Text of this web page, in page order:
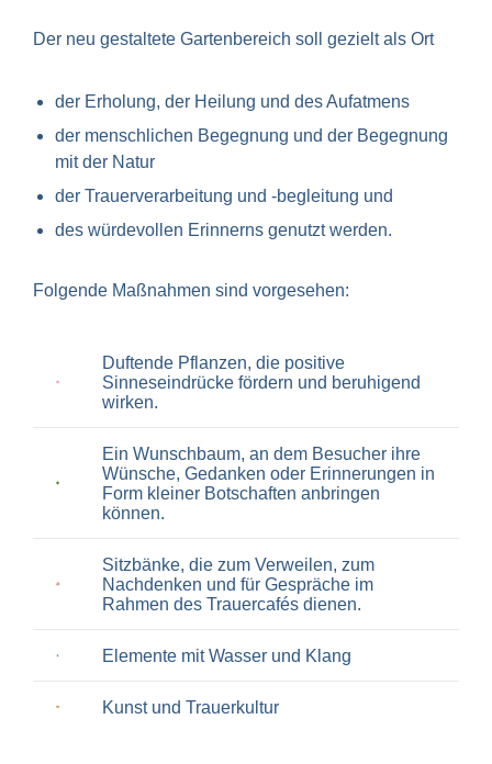
Der neu gestaltete Gartenbereich soll gezielt als Ort
der Erholung, der Heilung und des Aufatmens
der menschlichen Begegnung und der Begegnung
mit der Natur
der Trauerverarbeitung und -begleitung und
des würdevollen Erinnerns genutzt werden.
Folgende Maßnahmen sind vorgesehen:
Duftende Pflanzen, die positive
Sinneseindrücke fördern und beruhigend
wirken.
Ein Wunschbaum, an dem Besucher ihre
Wünsche, Gedanken oder Erinnerungen in
Form kleiner Botschaften anbringen
können.
Sitzbänke, die zum Verweilen, zum
Nachdenken und für Gespräche im
Rahmen des Trauercafés dienen.
Elemente mit Wasser und Klang
Kunst und Trauerkultur